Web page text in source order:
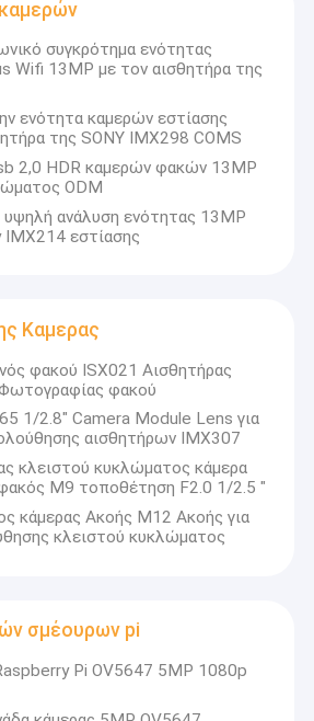
συγκρότημα ενότητας
Wifi 13MP με τον αισθητήρα της
ενότητα καμερών εστίασης
της SONY IMX298 COMS
2,0 HDR καμερών φακών 13MP
ODM
υψηλή ανάλυση ενότητας 13MP
εστίασης
Καμερας
φακού ISX021 Αισθητήρας
φακού
1/2.8" Camera Module Lens για
αισθητήρων IMX307
κλειστού κυκλώματος κάμερα
M9 τοποθέτηση F2.0 1/2.5 "
κάμερας Ακοής M12 Ακοής για
κλειστού κυκλώματος
σμέουρων pi
Pi OV5647 5MP 1080p